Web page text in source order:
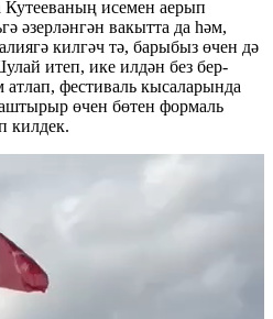
Кутееваның исемен аерып
әзерләнгән вакытта да һәм,
килгәч тә, барыбыз өчен дә
итеп, ике илдән без бер-
фестиваль кысаларында
өчен бөтен формаль
килдек.